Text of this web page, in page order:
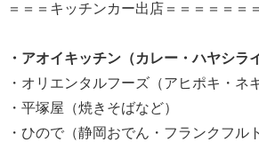
＝＝＝キッチンカー出店＝＝＝＝＝＝
・アオイキッチン（カレー・ハヤシラ
・オリエンタルフーズ（アヒポキ・ネ
・平塚屋（焼きそばなど）
・ひので（静岡おでん・フランクフル